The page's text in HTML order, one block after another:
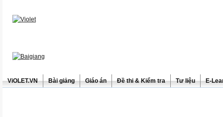
ViOLET.VN Bài giảng Giáo án Đề thi & Kiểm tra Tư liệu E-